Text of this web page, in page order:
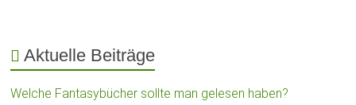
Aktuelle Beiträge
Welche Fantasybücher sollte man gelesen haben?